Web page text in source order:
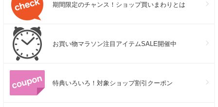
期間限定のチャンス！ショップ買いまわりとは
お買い物マラソン注目アイテムSALE開催中
特典いろいろ！対象ショップ割引クーポン